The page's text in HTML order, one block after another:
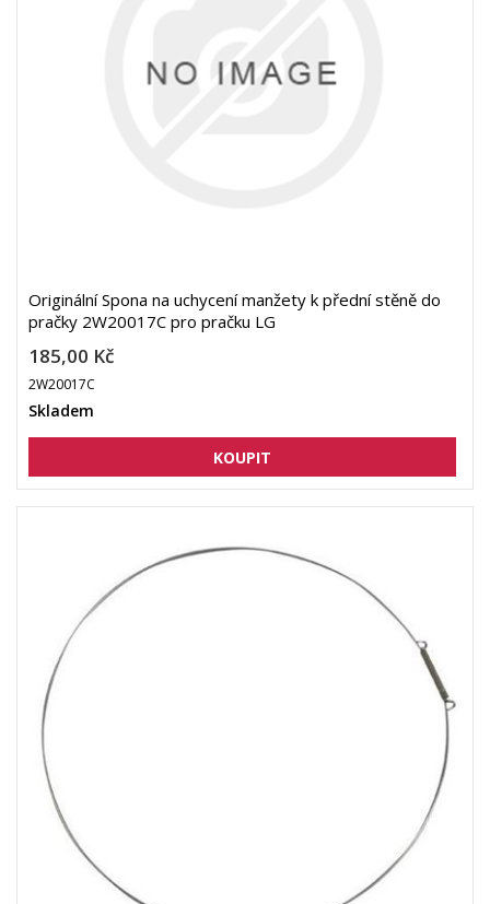
Originální Spona na uchycení manžety k přední stěně do
pračky 2W20017C pro pračku LG
185,00 Kč
2W20017C
Skladem